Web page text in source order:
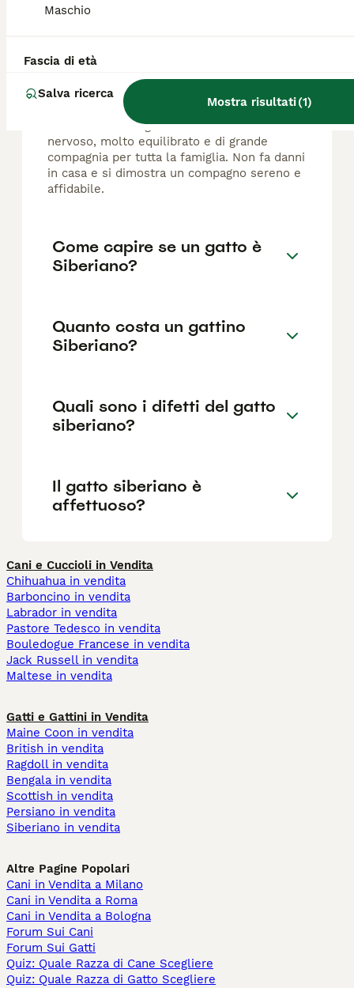
Maschio
Fascia di età
Salva ricerca
Mostra risultati(1)
FAQ
Gatto Siberiano fa danni in
casa?
Il Siberiano è un gatto attivo ma mai
nervoso, molto equilibrato e di grande
compagnia per tutta la famiglia. Non fa danni
in casa e si dimostra un compagno sereno e
affidabile.
Come capire se un gatto è
Siberiano?
Quanto costa un gattino
Siberiano?
Quali sono i difetti del gatto
siberiano?
Il gatto siberiano è
affettuoso?
Cani e Cuccioli in Vendita
Chihuahua in vendita
Barboncino in vendita
Labrador in vendita
Pastore Tedesco in vendita
Bouledogue Francese in vendita
Jack Russell in vendita
Maltese in vendita
Gatti e Gattini in Vendita
Maine Coon in vendita
British in vendita
Ragdoll in vendita
Bengala in vendita
Scottish in vendita
Persiano in vendita
Siberiano in vendita
Altre Pagine Popolari
Cani in Vendita a Milano
Cani in Vendita a Roma
Cani in Vendita a Bologna
Forum Sui Cani
Forum Sui Gatti
Quiz: Quale Razza di Cane Scegliere
Quiz: Quale Razza di Gatto Scegliere